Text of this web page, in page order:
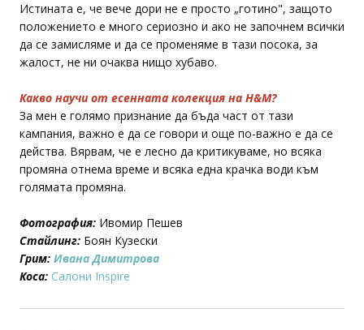
Истината е, че вече дори не е просто „готино", защото
положението е много сериозно и ако не започнем всички
да се замисляме и да се променяме в тази посока, за
жалост, не ни очаква нищо хубаво.
Какво научи от есенната колекция на H&M?
За мен е голямо признание да бъда част от тази
кампания, важно е да се говори и още по-важно е да се
действа. Вярвам, че е лесно да критикуваме, но всяка
промяна отнема време и всяка една крачка води към
голямата промяна.
Фотография: Ивомир Пешев
Стайлинг: Боян Кузески
Грим: Ивана Димитрова
Коса: Салони Inspire